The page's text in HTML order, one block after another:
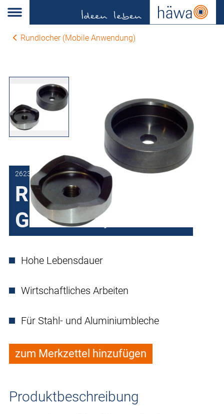
Rundlocher (Mobile Anwendung)
2623-0860-00-00
Rundlocher mit
Gewinde Ø 19 mm
Hohe Lebensdauer
Wirtschaftliches Arbeiten
Für Stahl- und Aluminiumbleche
zum Merkzettel hinzufügen
Produktbeschreibung